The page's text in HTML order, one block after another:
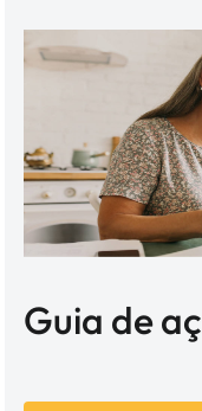
Guia de